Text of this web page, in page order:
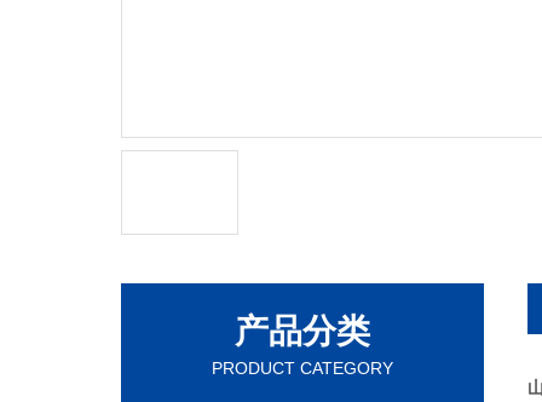
产品分类
PRODUCT CATEGORY